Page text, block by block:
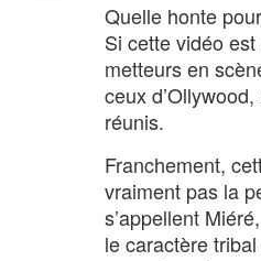
Quelle honte
Si cette vidéo
metteurs en
ceux
réunis.
Franchement,
vraiment pas la
s’appellent
le caractère